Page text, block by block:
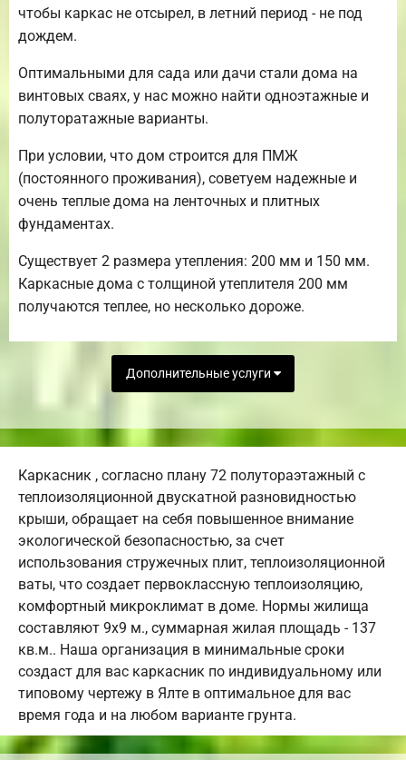
чтобы каркас не отсырел, в летний период - не под
дождем.
Оптимальными для сада или дачи стали дома на
винтовых сваях, у нас можно найти одноэтажные и
полуторатажные варианты.
При условии, что дом строится для ПМЖ
(постоянного проживания), советуем надежные и
очень теплые дома на ленточных и плитных
фундаментах.
Существует 2 размера утепления: 200 мм и 150 мм.
Каркасные дома с толщиной утеплителя 200 мм
получаются теплее, но несколько дороже.
Дополнительные услуги
Каркасник , согласно плану 72 полутораэтажный с
теплоизоляционной двускатной разновидностью
крыши, обращает на себя повышенное внимание
экологической безопасностью, за счет
использования стружечных плит, теплоизоляционной
ваты, что создает первоклассную теплоизоляцию,
комфортный микроклимат в доме. Нормы жилища
составляют 9х9 м., суммарная жилая площадь - 137
кв.м.. Наша организация в минимальные сроки
создаст для вас каркасник по индивидуальному или
типовому чертежу в Ялте в оптимальное для вас
время года и на любом варианте грунта.